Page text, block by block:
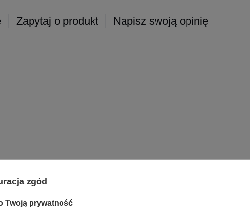
Zapytaj o produkt Napisz swoją opinię
zgód
Twoją prywatność